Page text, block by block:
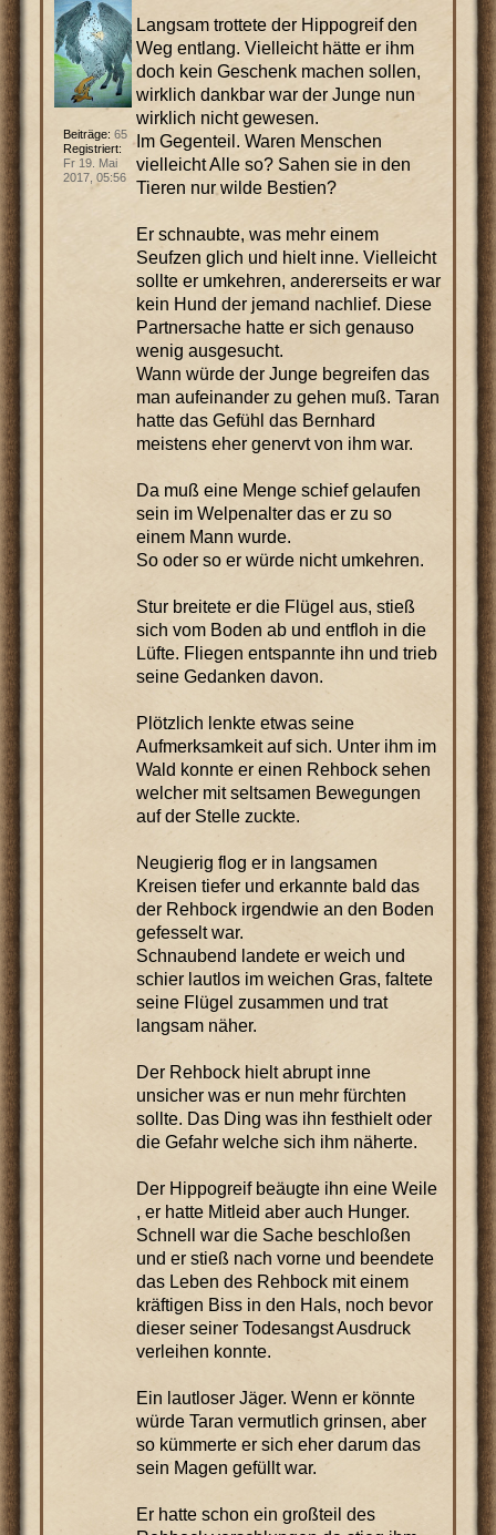
Langsam trottete der Hippogreif den
Weg entlang. Vielleicht hätte er ihm
doch kein Geschenk machen sollen,
wirklich dankbar war der Junge nun
wirklich nicht gewesen.
Im Gegenteil. Waren Menschen
vielleicht Alle so? Sahen sie in den
Tieren nur wilde Bestien?
Er schnaubte, was mehr einem
Seufzen glich und hielt inne. Vielleicht
sollte er umkehren, andererseits er war
kein Hund der jemand nachlief. Diese
Partnersache hatte er sich genauso
wenig ausgesucht.
Wann würde der Junge begreifen das
man aufeinander zu gehen muß. Taran
hatte das Gefühl das Bernhard
meistens eher genervt von ihm war.
Da muß eine Menge schief gelaufen
sein im Welpenalter das er zu so
einem Mann wurde.
So oder so er würde nicht umkehren.
Stur breitete er die Flügel aus, stieß
sich vom Boden ab und entfloh in die
Lüfte. Fliegen entspannte ihn und trieb
seine Gedanken davon.
Plötzlich lenkte etwas seine
Aufmerksamkeit auf sich. Unter ihm im
Wald konnte er einen Rehbock sehen
welcher mit seltsamen Bewegungen
auf der Stelle zuckte.
Neugierig flog er in langsamen
Kreisen tiefer und erkannte bald das
der Rehbock irgendwie an den Boden
gefesselt war.
Schnaubend landete er weich und
schier lautlos im weichen Gras, faltete
seine Flügel zusammen und trat
langsam näher.
Der Rehbock hielt abrupt inne
unsicher was er nun mehr fürchten
sollte. Das Ding was ihn festhielt oder
die Gefahr welche sich ihm näherte.
Der Hippogreif beäugte ihn eine Weile
, er hatte Mitleid aber auch Hunger.
Schnell war die Sache beschloßen
und er stieß nach vorne und beendete
das Leben des Rehbock mit einem
kräftigen Biss in den Hals, noch bevor
dieser seiner Todesangst Ausdruck
verleihen konnte.
Ein lautloser Jäger. Wenn er könnte
würde Taran vermutlich grinsen, aber
so kümmerte er sich eher darum das
sein Magen gefüllt war.
Er hatte schon ein großteil des
Beiträge: 65
Registriert:
Fr 19. Mai
2017, 05:56